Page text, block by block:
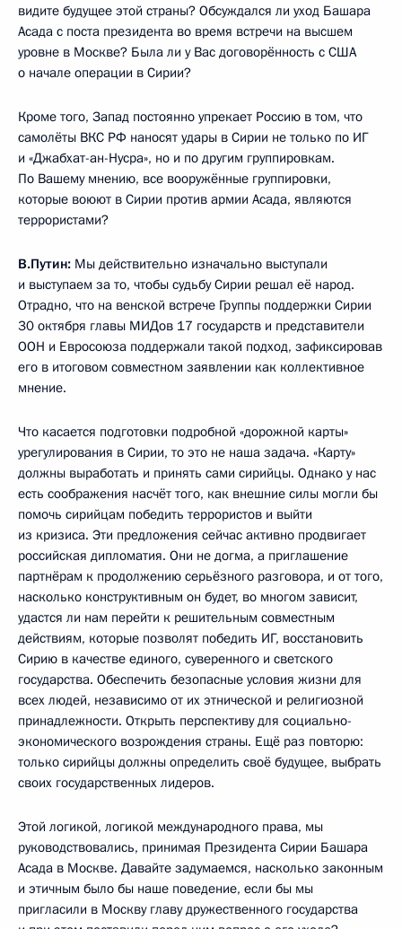
видите будущее этой страны? Обсуждался ли уход Башара
Асада с поста президента во время встречи на высшем
уровне в Москве? Была ли у Вас договорённость с США
о начале операции в Сирии?
Кроме того, Запад постоянно упрекает Россию в том, что
самолёты ВКС РФ наносят удары в Сирии не только по ИГ
и «Джабхат-ан-Нусра», но и по другим группировкам.
По Вашему мнению, все вооружённые группировки,
которые воюют в Сирии против армии Асада, являются
террористами?
В.Путин: Мы действительно изначально выступали
и выступаем за то, чтобы судьбу Сирии решал её народ.
Отрадно, что на венской встрече Группы поддержки Сирии
30 октября главы МИДов 17 государств и представители
ООН и Евросоюза поддержали такой подход, зафиксировав
его в итоговом совместном заявлении как коллективное
мнение.
Что касается подготовки подробной «дорожной карты»
урегулирования в Сирии, то это не наша задача. «Карту»
должны выработать и принять сами сирийцы. Однако у нас
есть соображения насчёт того, как внешние силы могли бы
помочь сирийцам победить террористов и выйти
из кризиса. Эти предложения сейчас активно продвигает
российская дипломатия. Они не догма, а приглашение
партнёрам к продолжению серьёзного разговора, и от того,
насколько конструктивным он будет, во многом зависит,
удастся ли нам перейти к решительным совместным
действиям, которые позволят победить ИГ, восстановить
Сирию в качестве единого, суверенного и светского
государства. Обеспечить безопасные условия жизни для
всех людей, независимо от их этнической и религиозной
принадлежности. Открыть перспективу для социально-
экономического возрождения страны. Ещё раз повторю:
только сирийцы должны определить своё будущее, выбрать
своих государственных лидеров.
Этой логикой, логикой международного права, мы
руководствовались, принимая Президента Сирии Башара
Асада в Москве. Давайте задумаемся, насколько законным
и этичным было бы наше поведение, если бы мы
пригласили в Москву главу дружественного государства